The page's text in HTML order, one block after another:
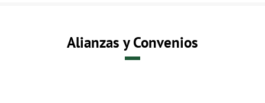
Alianzas y Convenios